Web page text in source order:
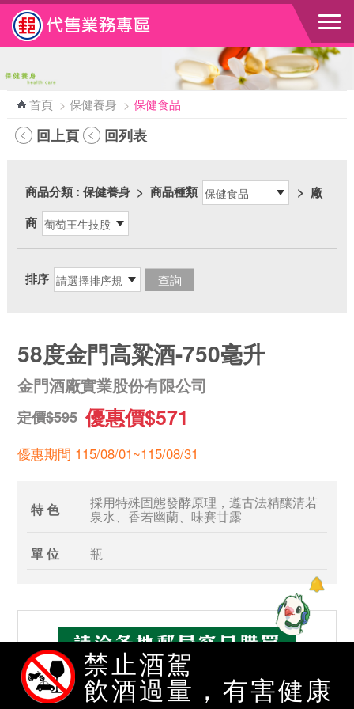
跳到主要內容區塊
首頁 > 保健養身 > 保健食品
回上頁 回列表
商品分類: 保健養身 > 商品種類 > 廠
商
排序
58度金門高粱酒-750毫升
金門酒廠實業股份有限公司
定價$595 優惠價$571
優惠期間 115/08/01~115/08/31
特 色 採用特殊固態發酵原理，遵古法精釀清若
泉水、香若幽蘭、味賽甘露
單 位 瓶
禁止酒駕
飲酒過量，有害健康